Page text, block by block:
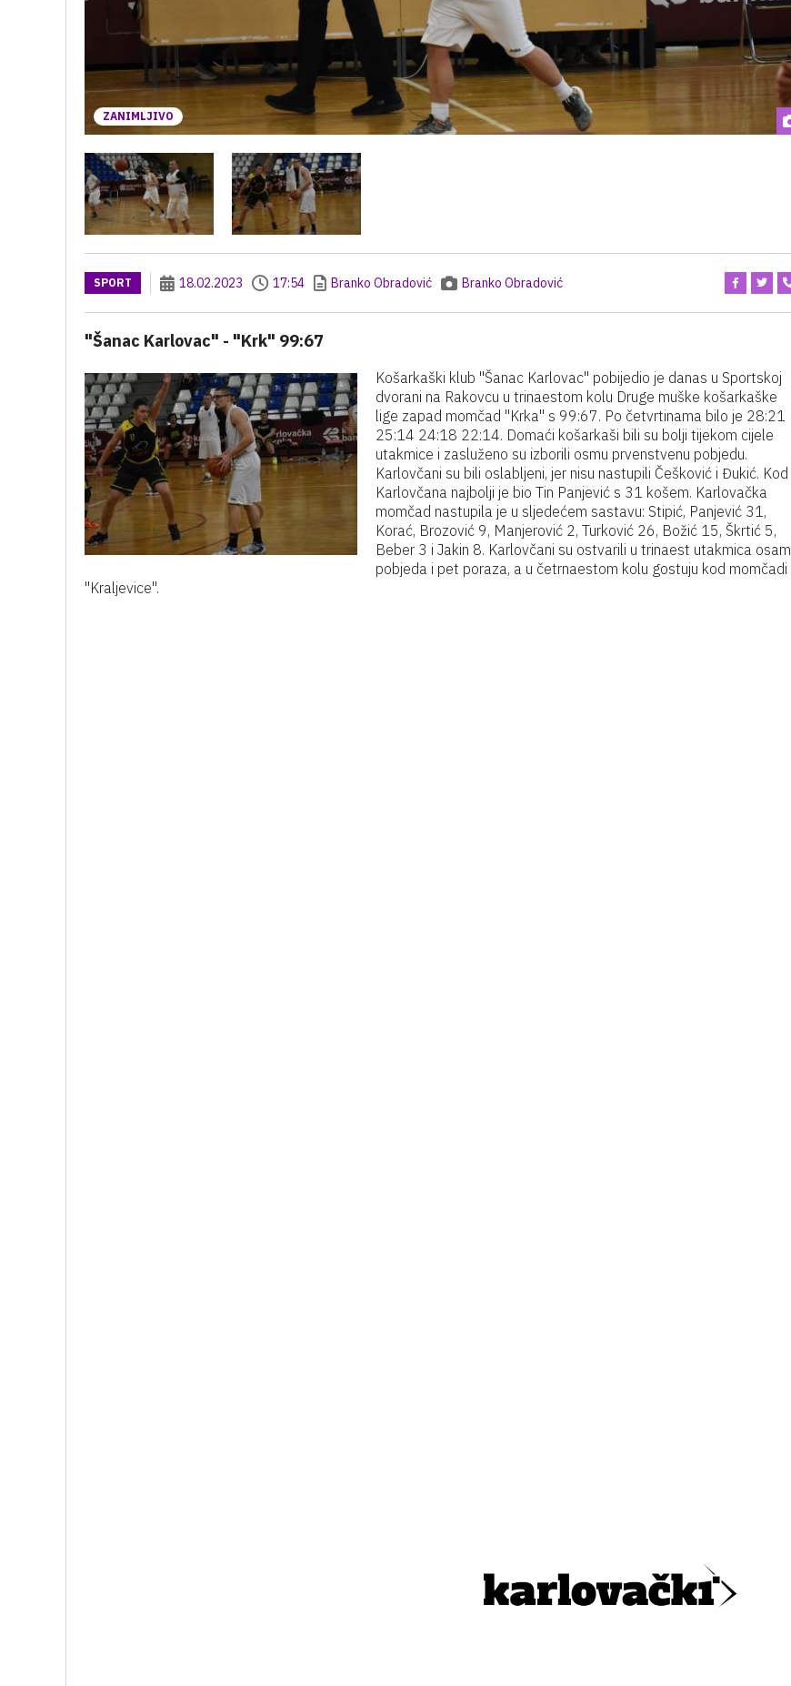
ZANIMLJIVO
SPORT 18.02.2023 17:54 Branko Obradović Branko Obradović
"Šanac Karlovac" - "Krk" 99:67
Košarkaški klub "Šanac Karlovac" pobijedio je danas u Sportskoj
dvorani na Rakovcu u trinaestom kolu Druge muške košarkaške
lige zapad momčad "Krka" s 99:67. Po četvrtinama bilo je 28:21
25:14 24:18 22:14. Domaći košarkaši bili su bolji tijekom cijele
utakmice i zasluženo su izborili osmu prvenstvenu pobjedu.
Karlovčani su bili oslabljeni, jer nisu nastupili Češković i Đukić. Kod
Karlovčana najbolji je bio Tin Panjević s 31 košem. Karlovačka
momčad nastupila je u sljedećem sastavu: Stipić, Panjević 31,
Korać, Brozović 9, Manjerović 2, Turković 26, Božić 15, Škrtić 5,
Beber 3 i Jakin 8. Karlovčani su ostvarili u trinaest utakmica osam
pobjeda i pet poraza, a u četrnaestom kolu gostuju kod momčadi
"Kraljevice".